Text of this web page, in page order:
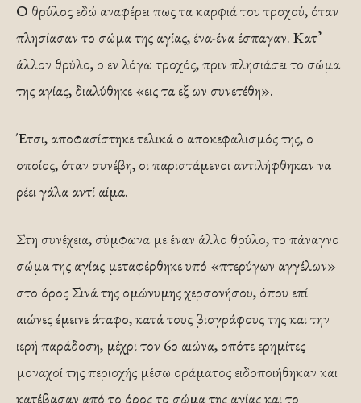
Ο θρύλος εδώ αναφέρει πως τα καρφιά του τροχού, όταν
πλησίασαν το σώμα της αγίας, ένα-ένα έσπαγαν. Κατ’
άλλον θρύλο, ο εν λόγω τροχός, πριν πλησιάσει το σώμα
της αγίας, διαλύθηκε «εις τα εξ ων συνετέθη».
Έτσι, αποφασίστηκε τελικά ο αποκεφαλισμός της, ο
οποίος, όταν συνέβη, οι παριστάμενοι αντιλήφθηκαν να
ρέει γάλα αντί αίμα.
Στη συνέχεια, σύμφωνα με έναν άλλο θρύλο, το πάναγνο
σώμα της αγίας μεταφέρθηκε υπό «πτερύγων αγγέλων»
στο όρος Σινά της ομώνυμης χερσονήσου, όπου επί
αιώνες έμεινε άταφο, κατά τους βιογράφους της και την
ιερή παράδοση, μέχρι τον 6ο αιώνα, οπότε ερημίτες
μοναχοί της περιοχής μέσω οράματος ειδοποιήθηκαν και
κατέβασαν από το όρος το σώμα της αγίας και το